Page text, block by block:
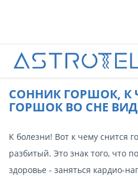
CОННИК ГОРШОК, К
ГОРШОК ВО СНЕ
К болезни! Вот к чему снится
разбитый. Это знак того, что
здоровье - заняться кардио-